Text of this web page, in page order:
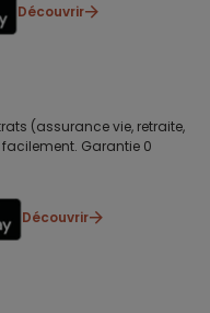
Découvrir
(assurance vie, retraite,
Garantie 0
Découvrir